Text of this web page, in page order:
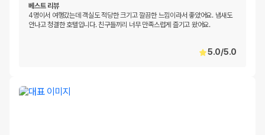
베스트 리뷰
4명이서 여행갔는데 객실도 적당한 크기고 깔끔한 느낌이라서 좋았어요. 냄새도
안나고 청결한 호텔입니다. 친구들끼리 너무 만족스럽게 즐기고 왔어요.
5.0/5.0